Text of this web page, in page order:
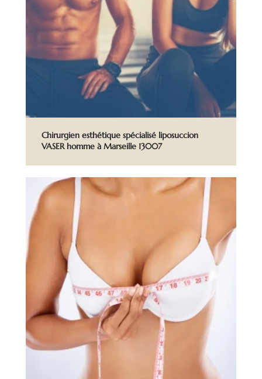
Chirurgien esthétique spécialisé liposuccion
VASER homme à Marseille 13007